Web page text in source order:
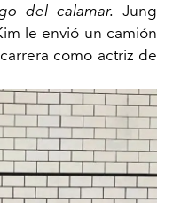
del calamar. Jung
le envió un camión
como actriz de